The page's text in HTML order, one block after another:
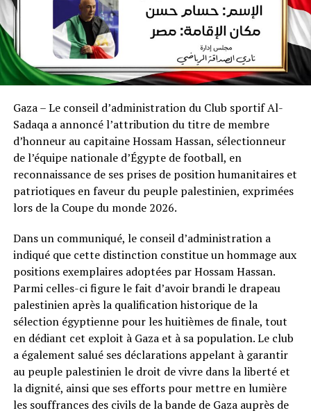
Gaza – Le conseil d’administration du Club sportif Al-
Sadaqa a annoncé l’attribution du titre de membre
d’honneur au capitaine Hossam Hassan, sélectionneur
de l’équipe nationale d’Égypte de football, en
reconnaissance de ses prises de position humanitaires et
patriotiques en faveur du peuple palestinien, exprimées
lors de la Coupe du monde 2026.
Dans un communiqué, le conseil d’administration a
indiqué que cette distinction constitue un hommage aux
positions exemplaires adoptées par Hossam Hassan.
Parmi celles-ci figure le fait d’avoir brandi le drapeau
palestinien après la qualification historique de la
sélection égyptienne pour les huitièmes de finale, tout
en dédiant cet exploit à Gaza et à sa population. Le club
a également salué ses déclarations appelant à garantir
au peuple palestinien le droit de vivre dans la liberté et
la dignité, ainsi que ses efforts pour mettre en lumière
les souffrances des civils de la bande de Gaza auprès de